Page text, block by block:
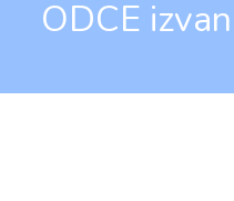
ODCE